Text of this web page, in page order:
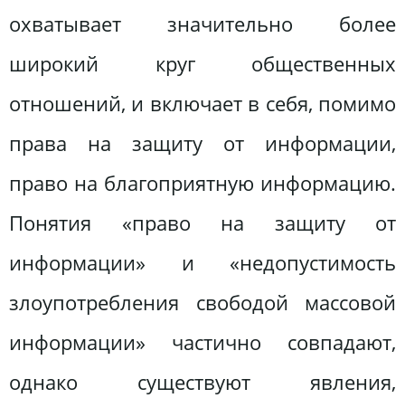
охватывает значительно более
широкий круг общественных
отношений, и включает в себя, помимо
права на защиту от информации,
право на благоприятную информацию.
Понятия «право на защиту от
информации» и «недопустимость
злоупотребления свободой массовой
информации» частично совпадают,
однако существуют явления,